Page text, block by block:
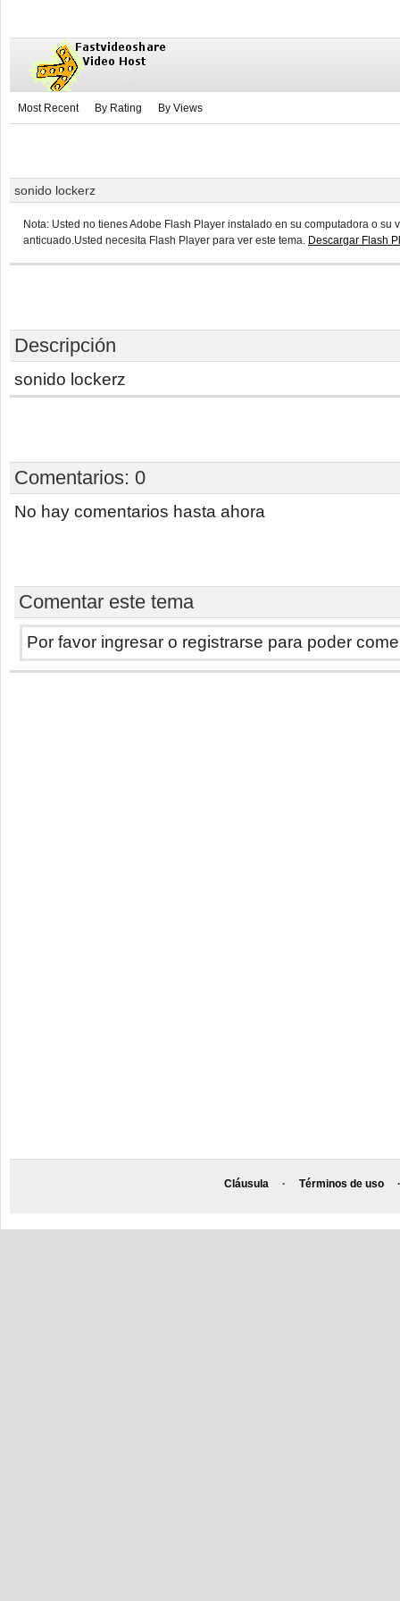
Most Recent By Rating By Views
sonido lockerz
Nota: Usted no tienes Adobe Flash Player instalado en su computadora o su
anticuado.Usted necesita Flash Player para ver este tema. Descargar Flash
Descripción
sonido lockerz
Comentarios: 0
No hay comentarios hasta ahora
Comentar este tema
Por favor ingresar o registrarse para poder
Cláusula · Términos de uso ·